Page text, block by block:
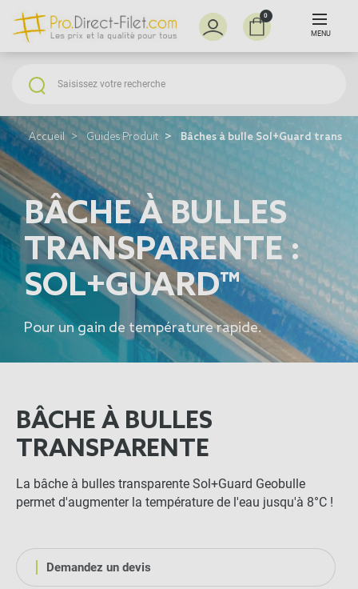
0
MENU
Accueil Guides Produit Bâches à bulle Sol+Guard
BÂCHE À BULLES
TRANSPARENTE :
SOL+GUARD™
Pour un gain de température rapide.
BÂCHE À BULLES
TRANSPARENTE
La bâche à bulles transparente Sol+Guard Geobulle
permet d'augmenter la température de l'eau jusqu'à 8°C !
Demandez un devis